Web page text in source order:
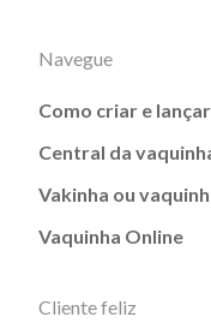
Navegue
Como criar e lançar
Central da
Vakinha ou
Vaquinha Online
Cliente feliz